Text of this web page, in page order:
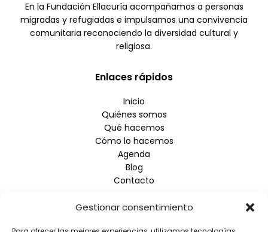
Gestionar consentimiento
En la Fundación Ellacuría acompañamos a personas
migradas y refugiadas e impulsamos una convivencia
comunitaria reconociendo la diversidad cultural y
religiosa.
Enlaces rápidos
Inicio
Quiénes somos
Qué hacemos
Cómo lo hacemos
Agenda
Blog
Contacto
Empresa